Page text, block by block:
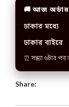
🚚 আজ অর্ডার
ঢাকার মধ্যে
ঢাকার বাইরে
⏰ সন্ধ্যা ৬টার
Share: